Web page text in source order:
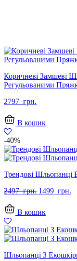
Коричневі Замшеві
Регульованими
2797 грн.
В кошик
-40%
Трендові Шльопанці
2497 грн. Оригінальна
грн..
1499 грн.
В кошик
Шльопанці З